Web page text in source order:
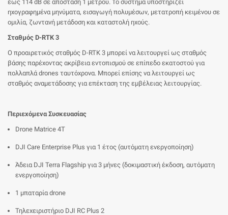
έως 114 dB σε απόσταση 1 μέτρου. Το σύστημα υποστηρίζει
ηχογραφημένα μηνύματα, εισαγωγή πολυμέσων, μετατροπή κειμένου σε
ομιλία, ζωντανή μετάδοση και καταστολή ηχούς.
Σταθμός D-RTK 3
Ο προαιρετικός σταθμός D-RTK 3 μπορεί να λειτουργεί ως σταθμός
βάσης παρέχοντας ακρίβεια εντοπισμού σε επίπεδο εκατοστού για
πολλαπλά drones ταυτόχρονα. Μπορεί επίσης να λειτουργεί ως
σταθμός αναμετάδοσης για επέκταση της εμβέλειας λειτουργίας.
Περιεχόμενα Συσκευασίας
Drone Matrice 4T
DJI Care Enterprise Plus για 1 έτος (αυτόματη ενεργοποίηση)
Άδεια DJI Terra Flagship για 3 μήνες (δοκιμαστική έκδοση, αυτόματη
ενεργοποίηση)
1 μπαταρία drone
Τηλεχειριστήριο DJI RC Plus 2